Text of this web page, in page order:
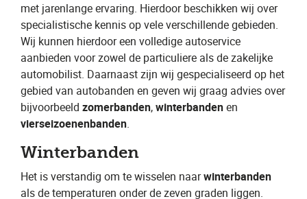
met jarenlange ervaring. Hierdoor beschikken wij over
specialistische kennis op vele verschillende gebieden.
Wij kunnen hierdoor een volledige autoservice
aanbieden voor zowel de particuliere als de zakelijke
automobilist. Daarnaast zijn wij gespecialiseerd op het
gebied van autobanden en geven wij graag advies over
bijvoorbeeld ​ zomerbanden​, ​winterbanden​ en ​
vierseizoenenbanden​.
Winterbanden
Het is verstandig om te wisselen naar ​winterbanden
als de temperaturen onder de zeven graden liggen.